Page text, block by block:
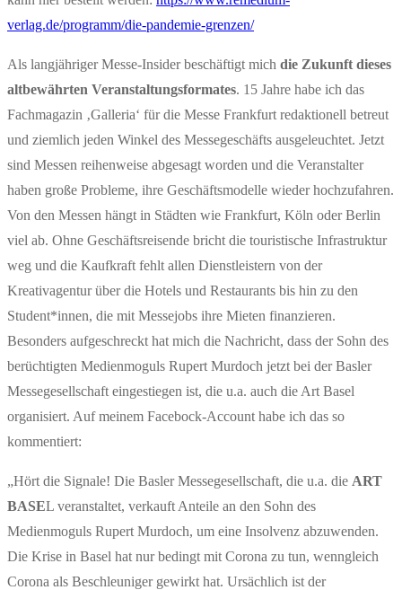
verlag.de/programm/die-pandemie-grenzen/
Als langjähriger Messe-Insider beschäftigt mich die Zukunft dieses
altbewährten Veranstaltungsformates. 15 Jahre habe ich das
Fachmagazin ‚Galleria‘ für die Messe Frankfurt redaktionell betreut
und ziemlich jeden Winkel des Messegeschäfts ausgeleuchtet. Jetzt
sind Messen reihenweise abgesagt worden und die Veranstalter
haben große Probleme, ihre Geschäftsmodelle wieder hochzufahren.
Von den Messen hängt in Städten wie Frankfurt, Köln oder Berlin
viel ab. Ohne Geschäftsreisende bricht die touristische Infrastruktur
weg und die Kaufkraft fehlt allen Dienstleistern von der
Kreativagentur über die Hotels und Restaurants bis hin zu den
Student*innen, die mit Messejobs ihre Mieten finanzieren.
Besonders aufgeschreckt hat mich die Nachricht, dass der Sohn des
berüchtigten Medienmoguls Rupert Murdoch jetzt bei der Basler
Messegesellschaft eingestiegen ist, die u.a. auch die Art Basel
organisiert. Auf meinem Facebock-Account habe ich das so
kommentiert:
„Hört die Signale! Die Basler Messegesellschaft, die u.a. die ART
BASEL veranstaltet, verkauft Anteile an den Sohn des
Medienmoguls Rupert Murdoch, um eine Insolvenz abzuwenden.
Die Krise in Basel hat nur bedingt mit Corona zu tun, wenngleich
Corona als Beschleuniger gewirkt hat. Ursächlich ist der